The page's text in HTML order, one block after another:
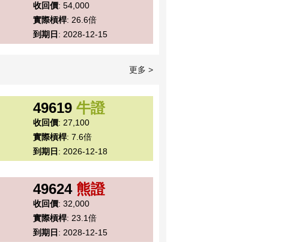
收回價: 54,000
實際槓桿: 26.6倍
到期日 : 2028-12-15
更多 >
49619 牛證
收回價: 27,100
實際槓桿: 7.6倍
到期日 : 2026-12-18
49624 熊證
收回價: 32,000
實際槓桿: 23.1倍
到期日 : 2028-12-15